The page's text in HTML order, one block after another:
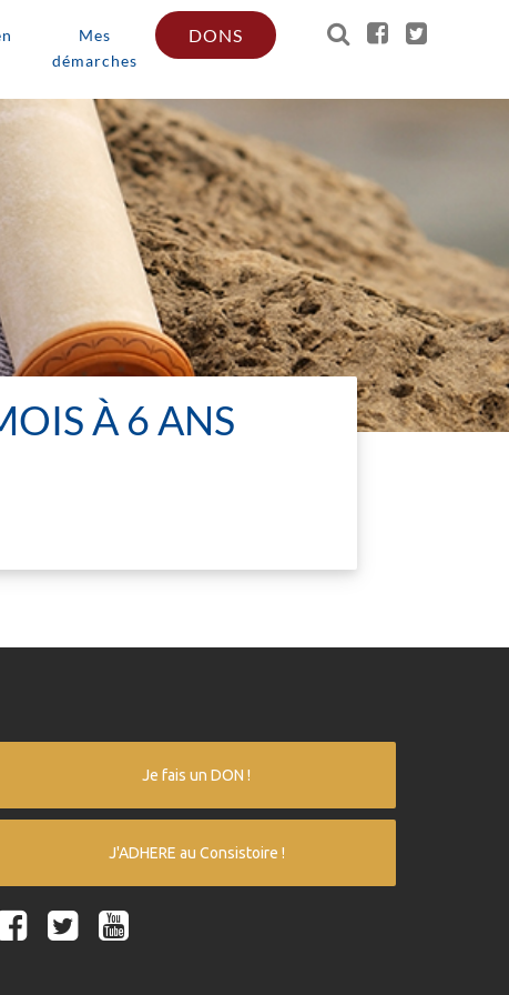
Mes
démarches
DONS
À 6 ANS
Je fais un DON !
J'ADHERE au Consistoire !